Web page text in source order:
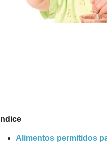
Indice
Alimentos permitidos